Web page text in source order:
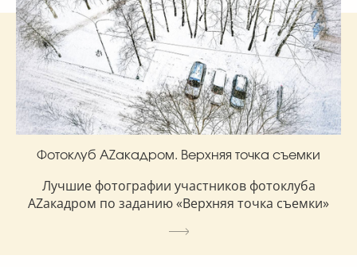
Фотоклуб AZакадром. Верхняя точка съемки
Лучшие фотографии участников фотоклуба
AZакадром по заданию «Верхняя точка съемки»